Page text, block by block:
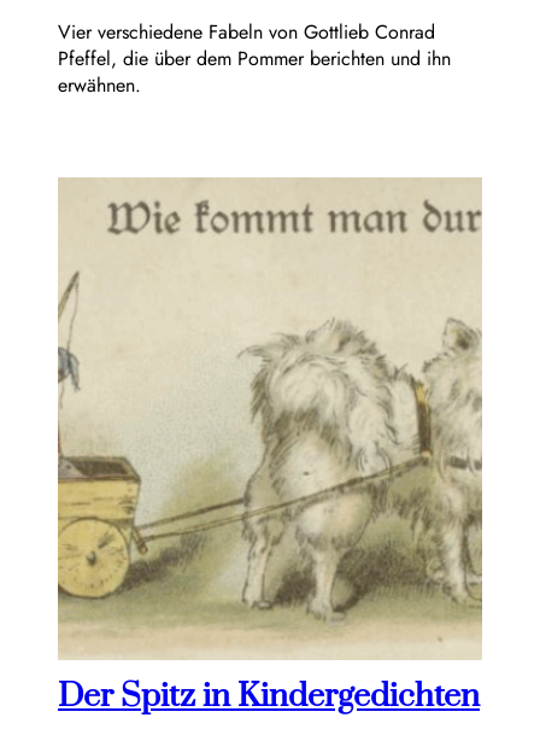
Vier verschiedene Fabeln von Gottlieb Conrad
Pfeffel, die über dem Pommer berichten und ihn
erwähnen.
Der Spitz in Kindergedichten